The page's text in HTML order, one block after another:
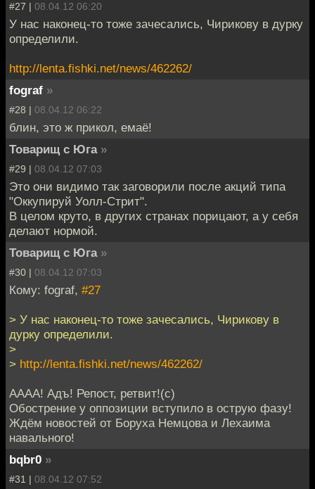
#27 | 08.04.12 06:20
У нас наконец-то тоже зачесались, Чирикову в дурку
определили.
http://lenta.fishki.net/news/462262/
fograf »
#28 | 08.04.12 06:22
блин, это ж прикол, емаё!
Товарищ с Юга »
#29 | 08.04.12 07:03
Это они видимо так заговорили после акций типа
"Оккупируй Уолл-Стрит".
В целом круто, в других странах порицают, а у себя
делают нормой.
Товарищ с Юга »
#30 | 08.04.12 07:03
Кому: fograf, #27
> У нас наконец-то тоже зачесались, Чирикову в
дурку определили.
>
> http://lenta.fishki.net/news/462262/
АААА! Адъ! Репост, ретвит!(с)
Обострение у оппозиции вступило в острую фазу!
Ждём новостей от Боруха Немцова и Лехаима
навального!
bqbr0 »
#31 | 08.04.12 07:52